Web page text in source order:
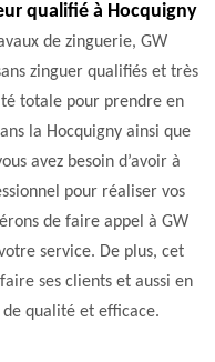
qualifié à Hocquigny
de zinguerie, GW
zinguer qualifiés et très
totale pour prendre en
la Hocquigny ainsi que
avez besoin d’avoir à
pour réaliser vos
de faire appel à GW
service. De plus, cet
ses clients et aussi en
qualité et efficace.